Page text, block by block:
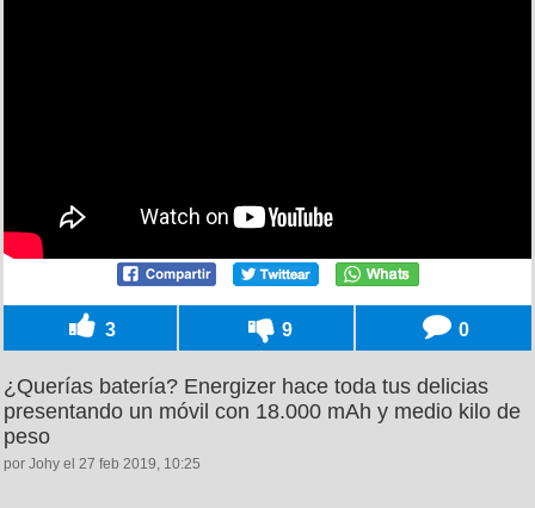
3 9 0
¿Querías batería? Energizer hace toda tus delicias
presentando un móvil con 18.000 mAh y medio kilo de
peso
por Johy el 27 feb 2019, 10:25